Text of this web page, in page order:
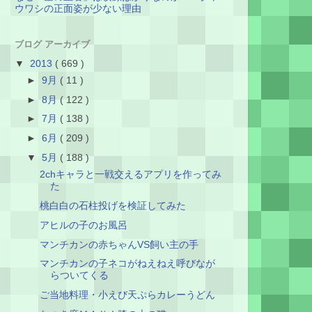
ウワシの正面姿が少ない理由
ブログ アーカイブ
▼ 2013 ( 669 )
►9月 ( 11 )
►8月 ( 122 )
►7月 ( 138 )
►6月 ( 209 )
▼5月 ( 188 )
2chキャラと一戦交えるアプリを作ってみ
た
桃白白の石柱投げを検証してみた
アヒルの子のお風呂
マンチカンの赤ちゃんVS飼い主の手
マンチカンの子ネコがねえねえ呼びなが
らついてくる
ご当地料理・小えび天ぷらカレーうどん